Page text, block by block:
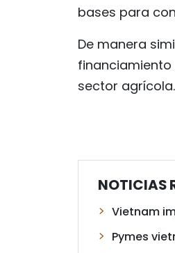
bases para
De manera
financiamiento
sector agrícola.
NOTICIAS
Vietnam
Pymes